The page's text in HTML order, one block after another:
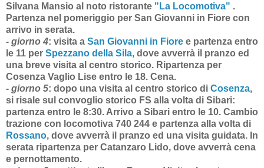
Silvana Mansio al noto ristorante "La Locomotiva" .
Partenza nel pomeriggio per San Giovanni in Fiore con
arrivo in serata.
- giorno 4: visita a San Giovanni in Fiore e partenza entro
le 11 per Spezzano della Sila, dove avverrà il pranzo ed
una breve visita al centro storico. Ripartenza per
Cosenza Vaglio Lise entro le 18. Cena.
- giorno 5: dopo una visita al centro storico di Cosenza,
si risale sul convoglio storico FS alla volta di Sibari:
partenza entro le 8:30. Arrivo a Sibari entro le 10. Cambio
trazione con locomotiva 740 244 e partenza alla volta di
Rossano, dove avverrà il pranzo ed una visita guidata. In
serata ripartenza per Catanzaro Lido, dove avverrà cena
e pernottamento.